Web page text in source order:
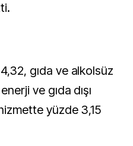
gıda ve alkolsüz
ve gıda dışı
yüzde 3,15